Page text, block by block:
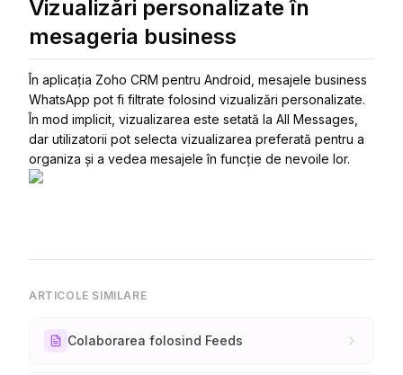
Vizualizări personalizate în
mesageria business
În aplicația Zoho CRM pentru Android, mesajele business
WhatsApp pot fi filtrate folosind vizualizări personalizate.
În mod implicit, vizualizarea este setată la All Messages
dar utilizatorii pot selecta vizualizarea preferată pentru a
organiza și a vedea mesajele în funcție de nevoile lor.
ARTICOLE SIMILARE
Colaborarea folosind Feeds